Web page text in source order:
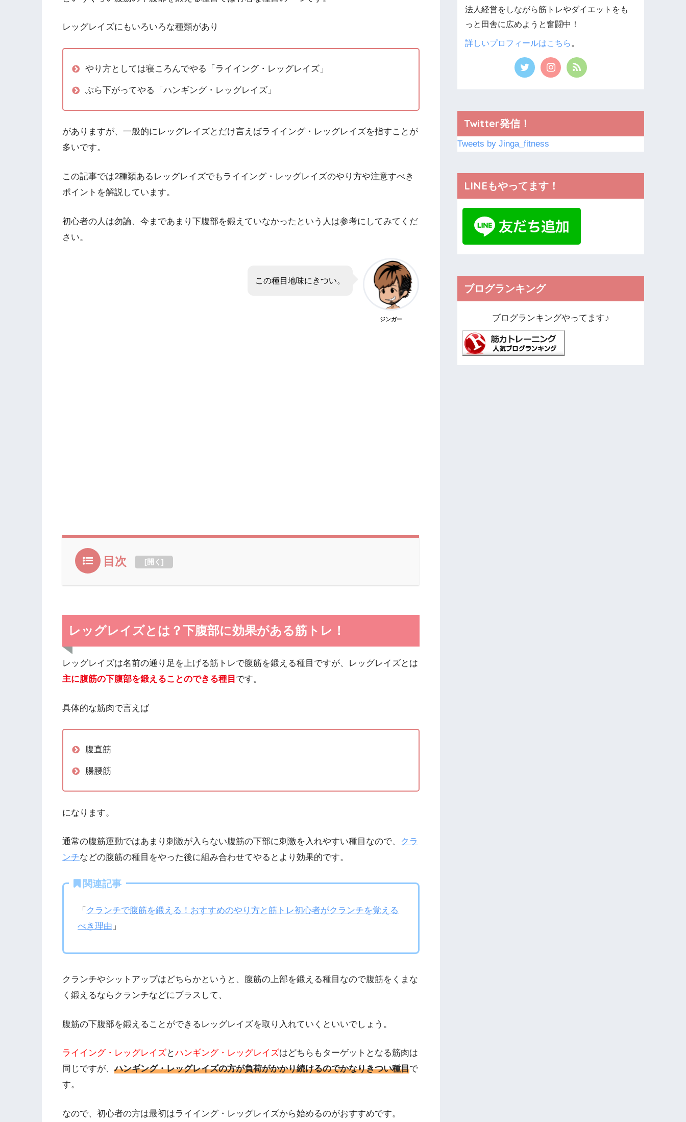
レッグレイズにもいろいろな種類があり
やり方としては寝ころんでやる「ライイング・レッグレイズ」
ぶら下がってやる「ハンギング・レッグレイズ」
がありますが、一般的にレッグレイズとだけ言えばライイング・レッグレイズを指すことが
多いです。
この記事では2種類あるレッグレイズでもライイング・レッグレイズのやり方や注意すべき
ポイントを解説しています。
初心者の人は勿論、今まであまり下腹部を鍛えていなかったという人は参考にしてみてくだ
さい。
この種目地味にきつい。
ジンガー
目次 [開く ]
レッグレイズとは？下腹部に効果がある筋トレ！
レッグレイズは名前の通り足を上げる筋トレで腹筋を鍛える種目ですが、レッグレイズとは
主に腹筋の下腹部を鍛えることのできる種目 です。
具体的な筋肉で言えば
腹直筋
腸腰筋
になります。
通常の腹筋運動ではあまり刺激が入らない腹筋の下部に刺激を入れやすい種目なので、
クラ
ンチなどの腹筋の種目をやった後に組み合わせてやるとより効果的です。
関連記事
「 クランチで腹筋を鍛える！おすすめのやり方と筋トレ初心者がクランチを覚える
べき理由 」
クランチやシットアップはどちらかというと、腹筋の上部を鍛える種目なので腹筋をくまな
く鍛えるならクランチなどにプラスして、
腹筋の下腹部を鍛えることができるレッグレイズを取り入れていくといいでしょう。
ライイング・レッグレイズとハンギング・レッグレイズはどちらもターゲットとなる筋肉は
同じですが、ハンギング・レッグレイズの方が負荷がかかり続けるのでかなりきつい種目で
す。
なので、初心者の方は最初はライイング・レッグレイズから始めるのがおすすめです。
法人経営をしながら筋トレやダイエットをも
っと田舎に広めようと奮闘中！
詳しいプロフィールはこちら 。
Twitter発信！
Tweets by Jinga_fitness
LINEもやってます！
ブログランキング
ブログランキングやってます♪